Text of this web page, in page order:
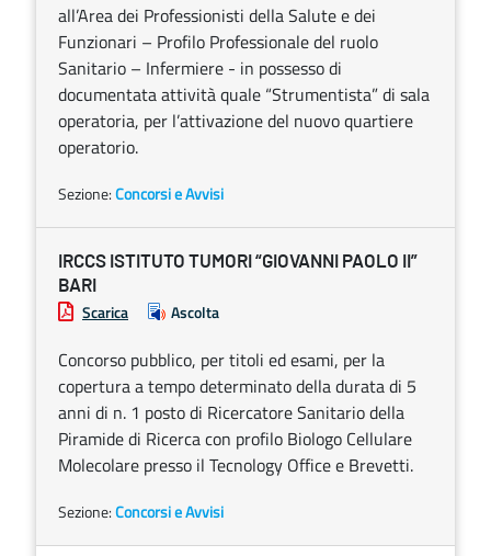
all’Area dei Professionisti della Salute e dei
Funzionari – Profilo Professionale del ruolo
Sanitario – Infermiere - in possesso di
documentata attività quale “Strumentista” di sala
operatoria, per l’attivazione del nuovo quartiere
operatorio.
Sezione:Concorsi e Avvisi
IRCCS ISTITUTO TUMORI “GIOVANNI PAOLO II”
BARI
Scarica Ascolta
Concorso pubblico, per titoli ed esami, per la
copertura a tempo determinato della durata di 5
anni di n. 1 posto di Ricercatore Sanitario della
Piramide di Ricerca con profilo Biologo Cellulare
Molecolare presso il Tecnology Office e Brevetti.
Sezione:Concorsi e Avvisi